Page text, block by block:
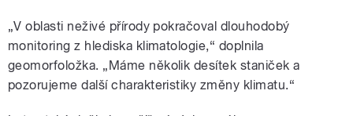
„V oblasti neživé přírody pokračoval dlouhodobý
monitoring z hlediska klimatologie,“ doplnila
geomorfoložka. „Máme několik desítek staniček a
pozorujeme další charakteristiky změny klimatu.“